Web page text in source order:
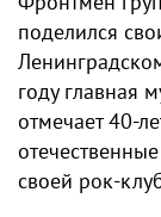
поделился
году главная
отмечает 40-
своей рок-